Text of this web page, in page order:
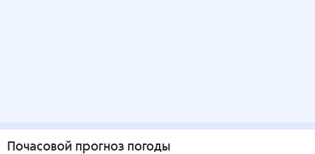
Почасовой прогноз погоды